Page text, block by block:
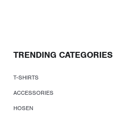
TRENDING CATEGORIES
T-SHIRTS
ACCESSORIES
HOSEN